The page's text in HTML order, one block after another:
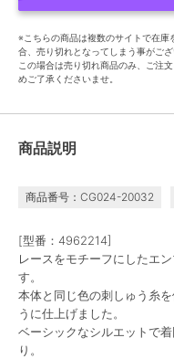
※こちらの商品は複数のサイトで在
合、売り切れとなってしまう事がござ
この場合は売り切れ商品のみ、ご注
めご了承くださいませ。
商品説明
商品番号：CG024-20032
[型番：4962214]
レースをモチーフにしたエ
す。
本体と同じ色の刺しゅう糸
うに仕上げました。
ベーシックなシルエットで
り。